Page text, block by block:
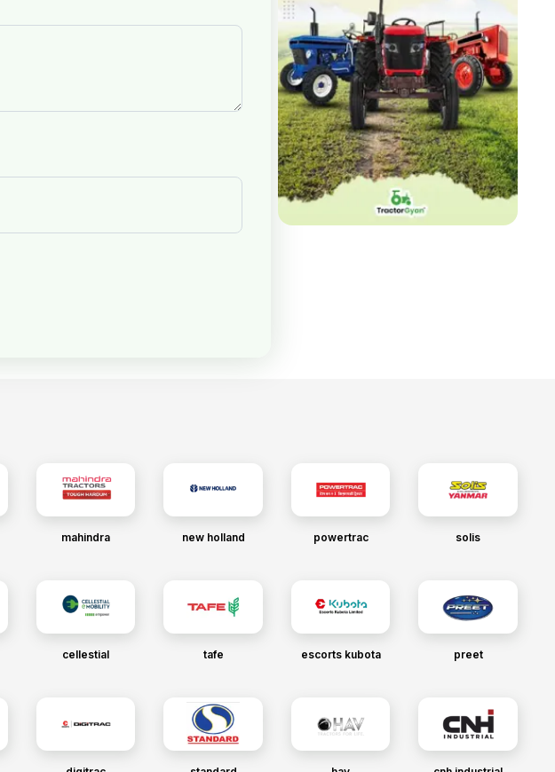
mahindra new holland powertrac solis
cellestial tafe escorts kubota preet